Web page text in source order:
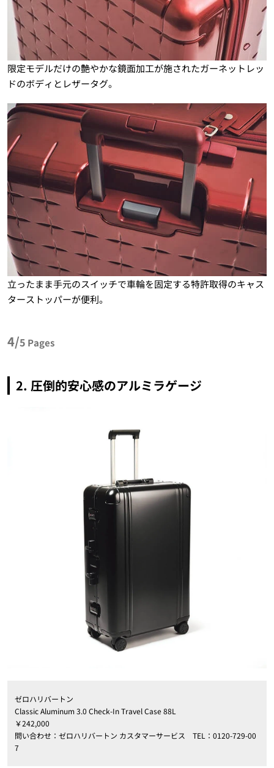
限定モデルだけの艶やかな鏡面加工が施されたガーネットレッ
ドのボディとレザータグ。
立ったまま手元のスイッチで車輪を固定する特許取得のキャス
ターストッパーが便利。
4/5 Pages
2. 圧倒的安心感のアルミラゲージ
ゼロハリバートン
Classic Aluminum 3.0 Check-In Travel Case 88L
￥242,000
問い合わせ：ゼロハリバートン カスタマーサービス TEL：0120-729-00
7